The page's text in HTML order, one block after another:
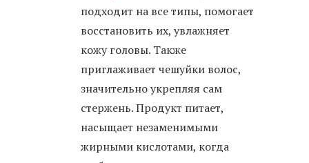
подходит на все типы, помогает
восстановить их, увлажняет
кожу головы. Также
приглаживает чешуйки волос,
значительно укрепляя сам
стержень. Продукт питает,
насыщает незаменимыми
жирными кислотами, когда